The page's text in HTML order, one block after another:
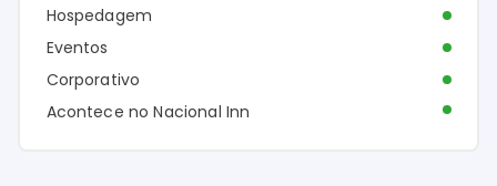
Hospedagem
Eventos
Corporativo
Acontece no Nacional Inn